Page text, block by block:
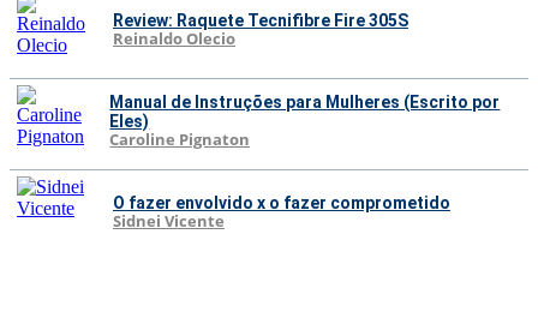
Review: Raquete Tecnifibre Fire 305S
Reinaldo Olecio
Manual de Instruções para Mulheres (Escrito por
Eles)
Caroline Pignaton
O fazer envolvido x o fazer comprometido
Sidnei Vicente